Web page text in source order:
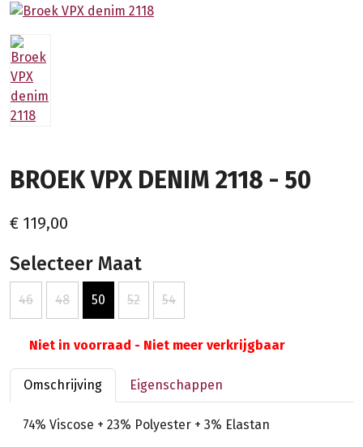
BROEK VPX DENIM 2118 - 50
€ 119,00
Selecteer Maat
46 48 50 52 54
Niet in voorraad - Niet meer verkrijgbaar
Omschrijving Eigenschappen
74% Viscose + 23% Polyester + 3% Elastan